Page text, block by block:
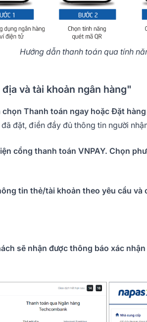
Hướng dẫn thanh toán qua tính
và tài khoản ngân hàng"
chọn Thanh toán ngay hoặc Đặt hàng
đặt, điền đầy đủ thông tin người
cổng thanh toán VNPAY. Chọn
tin thẻ/tài khoản theo yêu cầu
sẽ nhận được thông báo xác